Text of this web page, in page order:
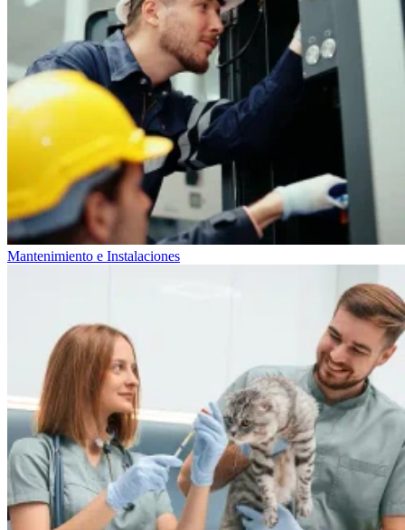
Mantenimiento e Instalaciones